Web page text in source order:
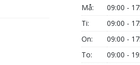
Må:
09:00 -
Ti:
09:00 -
On:
09:00 -
To:
09:00 -